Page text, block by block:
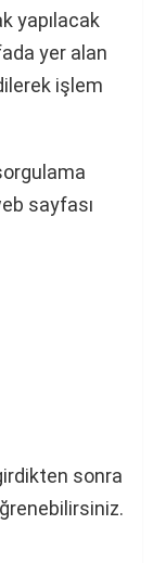
yapılacak
yer alan
işlem
sayfası
sonra